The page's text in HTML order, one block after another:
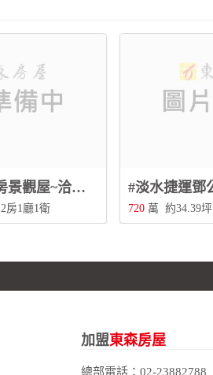
#八里半月灣兩房景觀屋~洽北投三合街二段480號0228967788
2房1廳1衛 720 萬 約34.39坪
加盟東森房屋
總部電話： 02-23882788